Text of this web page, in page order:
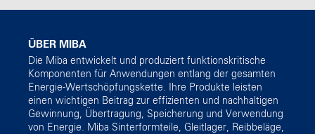
ÜBER MIBA
Die Miba entwickelt und produziert funktionskritische
Komponenten für Anwendungen entlang der gesamten
Energie-Wertschöpfungskette. Ihre Produkte leisten
einen wichtigen Beitrag zur effizienten und nachhaltigen
Gewinnung, Übertragung, Speicherung und Verwendung
von Energie. Miba Sinterformteile, Gleitlager, Reibbeläge,